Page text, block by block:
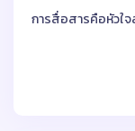
การสื่อสารคือหัวใ